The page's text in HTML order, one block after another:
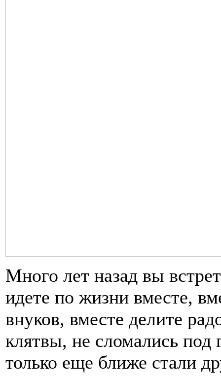
Много лет назад вы
идете по жизни вместе,
внуков, вместе делите
клятвы, не сломались под
только еще ближе стали